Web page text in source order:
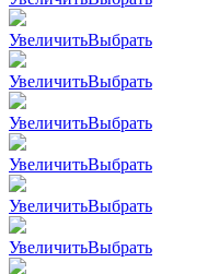
УвеличитьВыбрать
УвеличитьВыбрать
УвеличитьВыбрать
УвеличитьВыбрать
УвеличитьВыбрать
УвеличитьВыбрать